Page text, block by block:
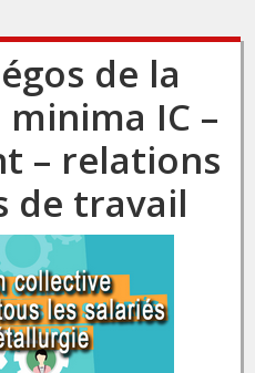
de la
IC –
– relations
de travail